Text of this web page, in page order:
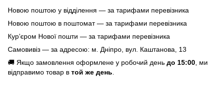
Новою поштою у відділення — за тарифами перевізника
Новою поштою в поштомат — за тарифами перевізника
Кур’єром Нової пошти — за тарифами перевізника
Самовивіз — за адресою: м. Дніпро, вул. Каштанова, 13
🚚 Якщо замовлення оформлене у робочий день до 15:00 , ми
відправимо товар в той же день